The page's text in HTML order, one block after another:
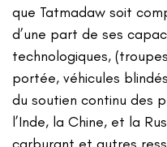
que Tatmadaw soit
d’une part de ses
technologiques,
portée, véhicules
du soutien continu des
l’Inde, la Chine, et la